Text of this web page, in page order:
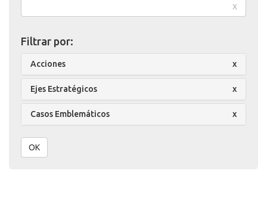
x
Filtrar por:
Acciones x
Ejes Estratégicos x
Casos Emblemáticos x
OK